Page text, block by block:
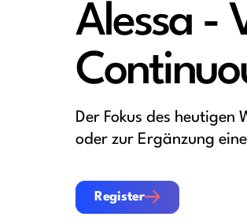
Alessa -
Der Fokus des heutigen
oder zur Ergänzung
Register
Register